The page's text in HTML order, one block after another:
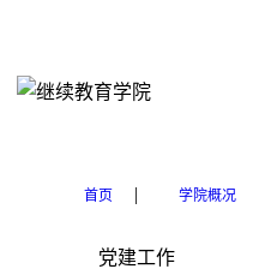
首页 | 学院概况
党建工作